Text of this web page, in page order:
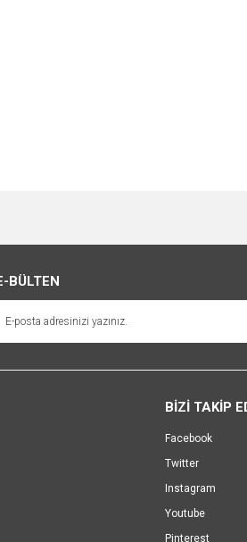
BÜLTEN
BİZİ TAKİP
Facebook
Twitter
Instagram
Youtube
Pinterest